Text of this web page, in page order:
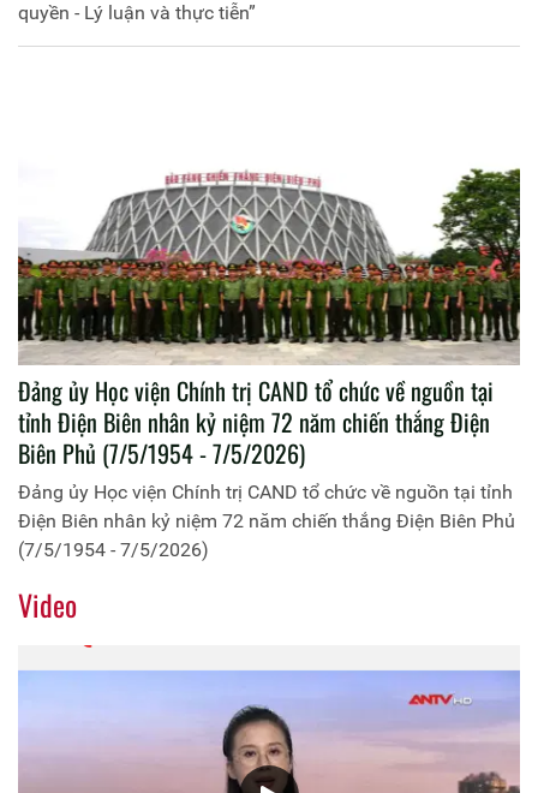
quyền - Lý luận và thực tiễn”
Đảng ủy Học viện Chính trị CAND tổ chức về nguồn tại
tỉnh Điện Biên nhân kỷ niệm 72 năm chiến thắng Điện
Biên Phủ (7/5/1954 - 7/5/2026)
Đảng ủy Học viện Chính trị CAND tổ chức về nguồn tại tỉnh
Điện Biên nhân kỷ niệm 72 năm chiến thắng Điện Biên Phủ
(7/5/1954 - 7/5/2026)
Video